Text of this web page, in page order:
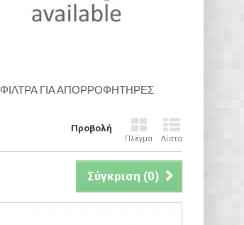
ΦΙΛΤΡΑ ΓΙΑ ΑΠΟΡΡΟΦΗΤΗΡΕΣ
Προβολή
Πλέγμα Λίστα
Σύγκριση (0)